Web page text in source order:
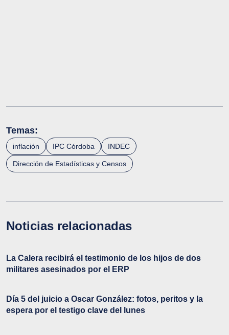
Temas:
inflación IPC Córdoba INDEC
Dirección de Estadísticas y Censos
Noticias relacionadas
La Calera recibirá el testimonio de los hijos de dos
militares asesinados por el ERP
Día 5 del juicio a Oscar González: fotos, peritos y la
espera por el testigo clave del lunes